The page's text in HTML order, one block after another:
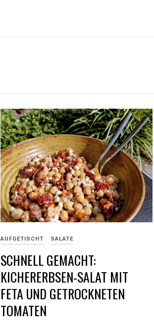
AUFGETISCHT SALATE
SCHNELL GEMACHT:
KICHERERBSEN-SALAT MIT
FETA UND GETROCKNETEN
TOMATEN